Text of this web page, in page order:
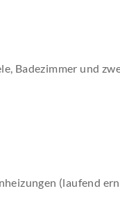
Badezimmer und
(laufend